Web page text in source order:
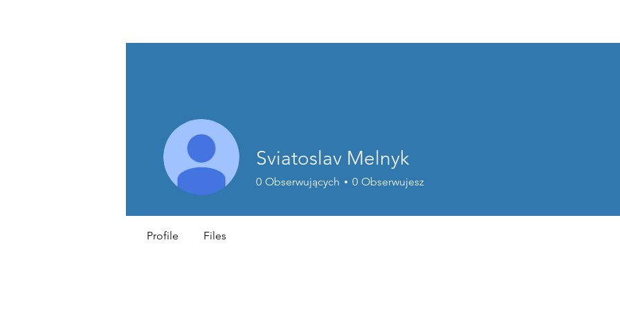
Sviatoslav Melnyk
0 Obserwujących 0 Obserwujesz
Profile Files